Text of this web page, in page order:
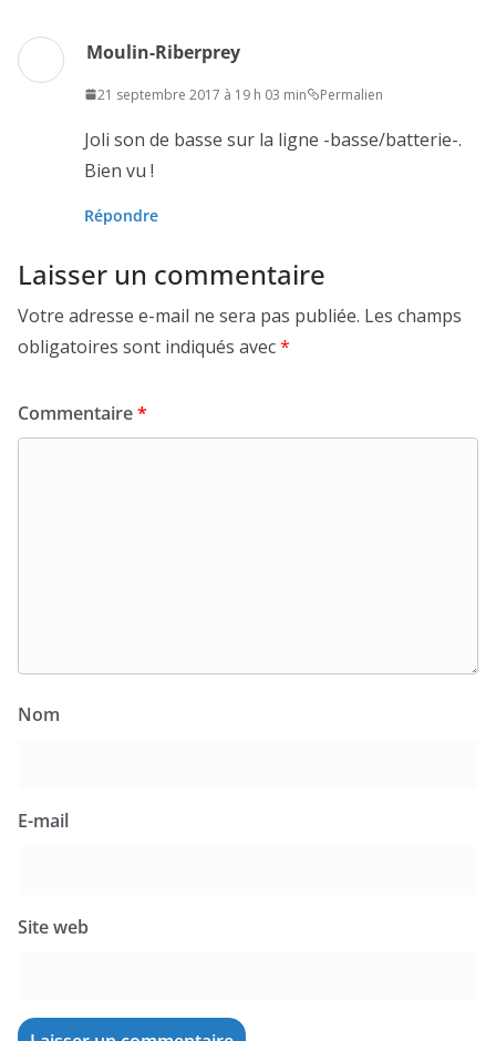
Moulin-Riberprey
21 septembre 2017 à 19 h 03 min Permalien
Joli son de basse sur la ligne -basse/batterie-.
Bien vu !
Répondre
Laisser un commentaire
Votre adresse e-mail ne sera pas publiée. Les champs
obligatoires sont indiqués avec*
Commentaire*
Nom
E-mail
Site web